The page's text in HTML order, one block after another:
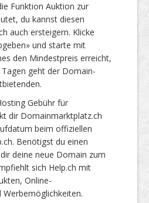
Funktion Auktion zur
du kannst diesen
auch ersteigern. Klicke
und starte mit
den Mindestpreis erreicht,
geht der Domain-
Gebühr für
dir Domainmarktplatz.ch
beim offiziellen
Benötigst du einen
deine neue Domain zum
sich Help.ch mit
Online-